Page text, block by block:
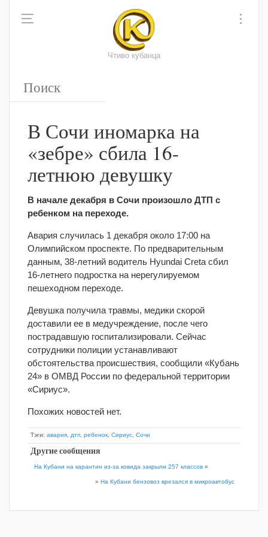
Чтиво кубанца
В Сочи иномарка на
«зебре» сбила 16-
летнюю девушку
В начале декабря в Сочи произошло ДТП с
ребенком на переходе.
Авария случилась 1 декабря около 17:00 на
Олимпийском проспекте. По предварительным
данным, 38-летний водитель Hyundai Creta сбил
16-летнего подростка на нерегулируемом
пешеходном переходе.
Девушка получила травмы, медики скорой
доставили ее в медучреждение, после чего
пострадавшую госпитализировали. Сейчас
сотрудники полиции устанавливают
обстоятельства происшествия, сообщили «Кубань
24» в ОМВД России по федеральной территории
«Сириус».
Похожих новостей нет.
Тэги: авария дтп ребенок Сириус Сочи
Другие сообщения
На Кубани на карантин из-за ковида закрыли 257 классов «
» На Кубани бензовоз врезался в микроавтобус